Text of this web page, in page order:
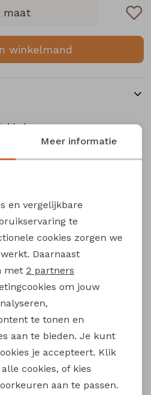
maat
winkelmand
Baby meisjes lange broek
W20187
lange broek Marine
Bakkaboe
9,99
Meer informatie
en vergelijkbare
te
cookies zorgen we
Daarnaast
met 2 partners
om jouw
te tonen en
aan te bieden. Je kunt
je accepteert. Klik
cookies, of kies
aan te passen.